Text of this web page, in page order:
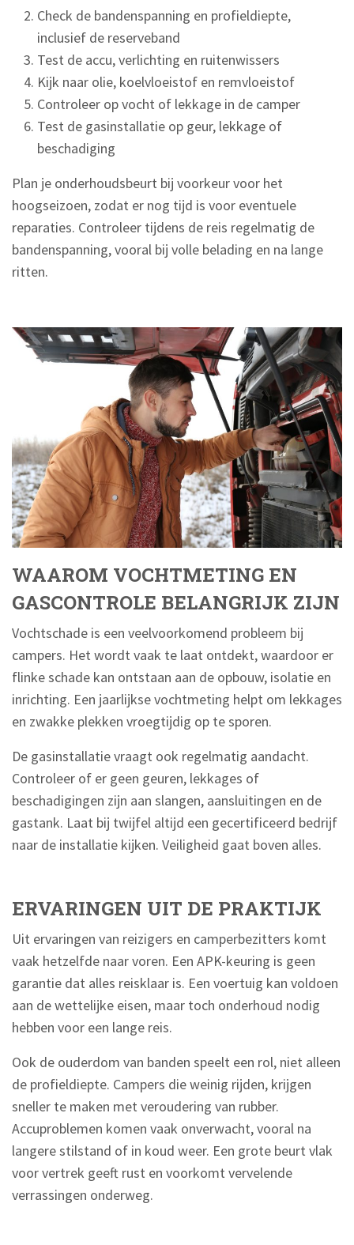
Check de bandenspanning en profieldiepte,
inclusief de reserveband
Test de accu, verlichting en ruitenwissers
Kijk naar olie, koelvloeistof en remvloeistof
Controleer op vocht of lekkage in de camper
Test de gasinstallatie op geur, lekkage of
beschadiging
Plan je onderhoudsbeurt bij voorkeur voor het
hoogseizoen, zodat er nog tijd is voor eventuele
reparaties. Controleer tijdens de reis regelmatig de
bandenspanning, vooral bij volle belading en na lange
ritten.
WAAROM VOCHTMETING EN
GASCONTROLE BELANGRIJK ZIJN
Vochtschade is een veelvoorkomend probleem bij
campers. Het wordt vaak te laat ontdekt, waardoor er
flinke schade kan ontstaan aan de opbouw, isolatie en
inrichting. Een jaarlijkse vochtmeting helpt om lekkages
en zwakke plekken vroegtijdig op te sporen.
De gasinstallatie vraagt ook regelmatig aandacht.
Controleer of er geen geuren, lekkages of
beschadigingen zijn aan slangen, aansluitingen en de
gastank. Laat bij twijfel altijd een gecertificeerd bedrijf
naar de installatie kijken. Veiligheid gaat boven alles.
ERVARINGEN UIT DE PRAKTIJK
Uit ervaringen van reizigers en camperbezitters komt
vaak hetzelfde naar voren. Een APK-keuring is geen
garantie dat alles reisklaar is. Een voertuig kan voldoen
aan de wettelijke eisen, maar toch onderhoud nodig
hebben voor een lange reis.
Ook de ouderdom van banden speelt een rol, niet alleen
de profieldiepte. Campers die weinig rijden, krijgen
sneller te maken met veroudering van rubber.
Accuproblemen komen vaak onverwacht, vooral na
langere stilstand of in koud weer. Een grote beurt vlak
voor vertrek geeft rust en voorkomt vervelende
verrassingen onderweg.